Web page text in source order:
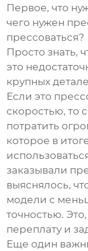
Первое, что
чего нужен
прессоваться?
Просто знать,
это
крупных
Если это
скоростью, то
потратить
которое в
заказывали
выяснялось,
модели с
точностью.
переплату и
Еще один